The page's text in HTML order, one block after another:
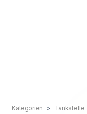
Kategorien Tankstelle